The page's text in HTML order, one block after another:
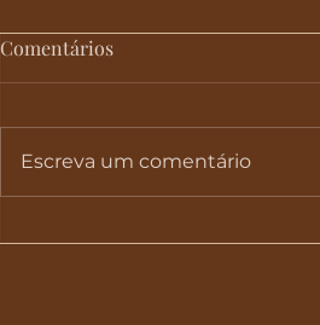
Comentários
Escreva um comentário